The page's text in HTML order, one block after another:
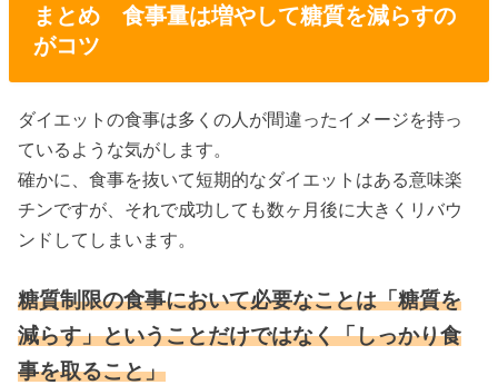
まとめ 食事量は増やして糖質を減らすの
がコツ
ダイエットの食事は多くの人が間違ったイメージを持っ
ているような気がします。
確かに、食事を抜いて短期的なダイエットはある意味楽
チンですが、それで成功しても数ヶ月後に大きくリバウ
ンドしてしまいます。
糖質制限の食事において必要なことは「糖質を
減らす」ということだけではなく「しっかり食
事を取ること」